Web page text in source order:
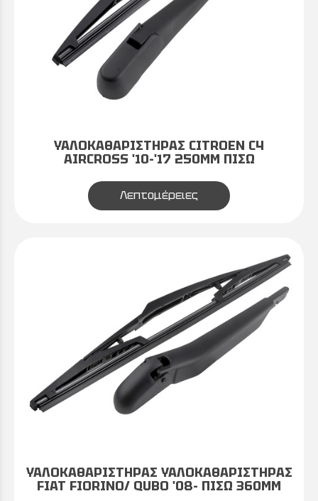
ΥΑΛΟΚΑΘΑΡΙΣΤΗΡΑΣ CITROEN C4
AIRCROSS '10-'17 250MM ΠΙΣΩ
Λεπτομέρειες
ΥΑΛΟΚΑΘΑΡΙΣΤΗΡΑΣ ΥΑΛΟΚΑΘΑΡΙΣΤΗΡΑΣ
FIAT FIORINO/ QUBO '08- ΠΙΣΩ 360MM